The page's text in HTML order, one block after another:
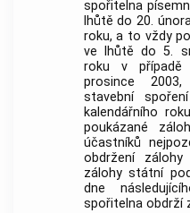
spořitelna
lhůtě do 20.
roku, a to vždy
ve lhůtě do 5.
roku v případě
prosince
stavební
kalendářního
poukázané
účastníků
obdržení
zálohy státní
dne
spořitelna obdrží